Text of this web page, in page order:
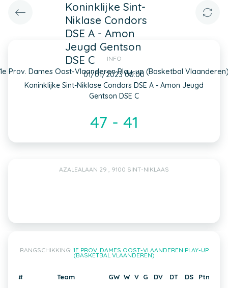
Koninklijke Sint-
Niklase Condors
DSE A - Amon
Jeugd Gentson
DSE C
Prov. Dames Oost-Vlaanderen Play-up (Basketbal
INFO
01/01/2023 00:00
Koninklijke Sint-Niklase Condors DSE A - Amon Jeugd
Gentson DSE C
47 - 41
AZALEALAAN 29 , 9100 SINT-NIKLAAS
RANGSCHIKKING: 1E PROV. DAMES OOST-VLAANDEREN PLAY-UP
(BASKETBAL VLAANDEREN)
# Team GW W V G DV DT DS Ptn